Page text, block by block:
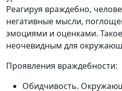
Реагируя враждебно,
негативные мысли,
эмоциями и оценками.
неочевидным для
Проявления враждебности:
Обидчивость.